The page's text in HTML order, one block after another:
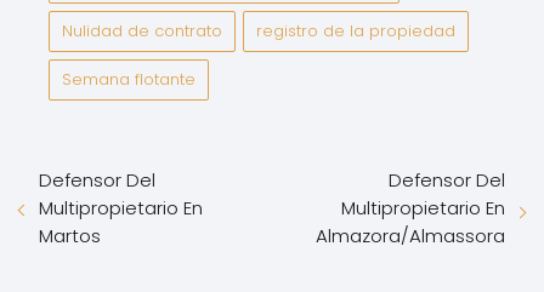
Nulidad de contrato registro de la propiedad
Semana flotante
Defensor Del
Multipropietario En
Martos
Defensor Del
Multipropietario En
Almazora/Almassora